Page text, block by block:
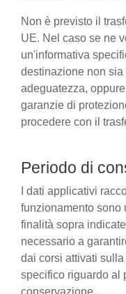
Non è previsto il
UE. Nel caso se ne
un'informativa
destinazione non
adeguatezza,
garanzie di
procedere con il
Periodo di
I dati applicativi
funzionamento sono
finalità sopra
necessario a
dai corsi attivati
specifico riguardo al
conservazione.